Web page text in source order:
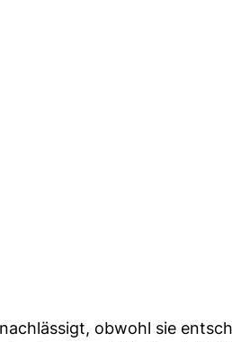
obwohl sie